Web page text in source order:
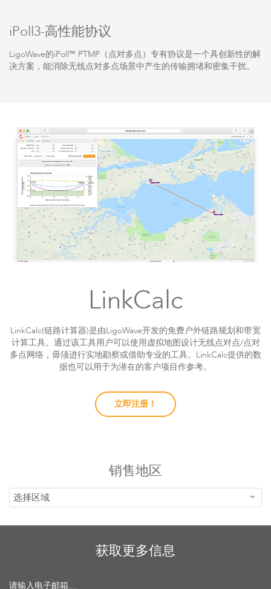
iPoll3-高性能协议
LigoWave的iPoll™ PTMP（点对多点）专有协议是一个具创新性的解
决方案，能消除无线点对多点场景中产生的传输拥堵和密集干扰。
LinkCalc
LinkCalc(链路计算器)是由LigoWave开发的免费户外链路规划和带宽
计算工具。通过该工具用户可以使用虚拟地图设计无线点对点/点对
多点网络，毋须进行实地勘察或借助专业的工具。LinkCalc提供的数
据也可以用于为潜在的客户项目作参考。
立即注册！
销售地区
选择区域
获取更多信息
请输入电子邮箱....